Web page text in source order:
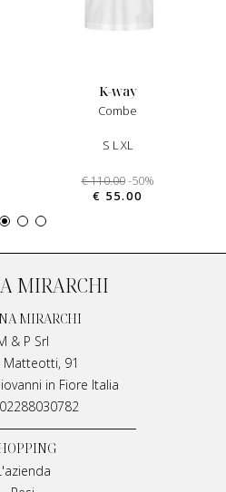
k-way
combe
S L XL
€ 110.00 -50%
€ 55.00
MIRARCHI
MIRARCHI
& P Srl
Matteotti, 91
in Fiore Italia